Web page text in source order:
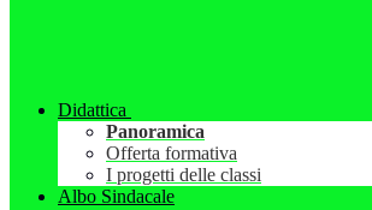
Didattica
Panoramica
Offerta formativa
I progetti delle classi
Albo Sindacale